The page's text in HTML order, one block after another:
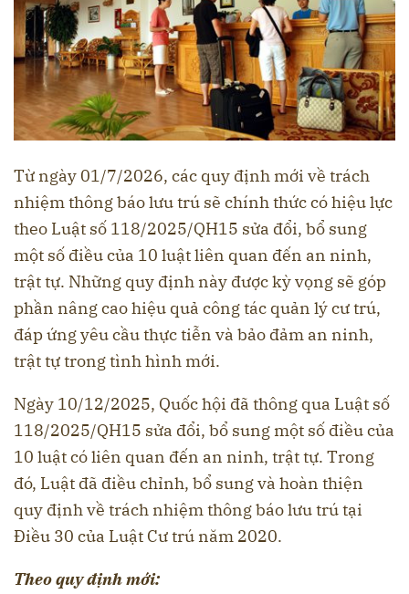
Từ ngày 01/7/2026, các quy định mới về trách
nhiệm thông báo lưu trú sẽ chính thức có hiệu lực
theo Luật số 118/2025/QH15 sửa đổi, bổ sung
một số điều của 10 luật liên quan đến an ninh,
trật tự. Những quy định này được kỳ vọng sẽ góp
phần nâng cao hiệu quả công tác quản lý cư trú,
đáp ứng yêu cầu thực tiễn và bảo đảm an ninh,
trật tự trong tình hình mới.
Ngày 10/12/2025, Quốc hội đã thông qua Luật số
118/2025/QH15 sửa đổi, bổ sung một số điều của
10 luật có liên quan đến an ninh, trật tự. Trong
đó, Luật đã điều chỉnh, bổ sung và hoàn thiện
quy định về trách nhiệm thông báo lưu trú tại
Điều 30 của Luật Cư trú năm 2020.
Theo quy định mới: